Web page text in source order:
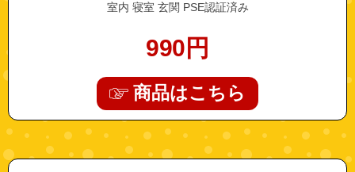
室内 寝室 玄関 PSE認証済み
990 円
商品はこちら
"a0581"